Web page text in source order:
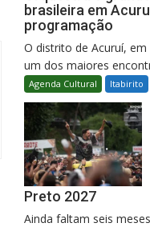
brasileira em
programação
O distrito de Acuruí,
um dos maiores
Agenda Cultural Itabirito
Preto 2027
Ainda faltam seis